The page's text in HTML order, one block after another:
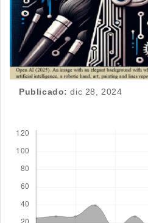
Publicado: dic 28, 2024